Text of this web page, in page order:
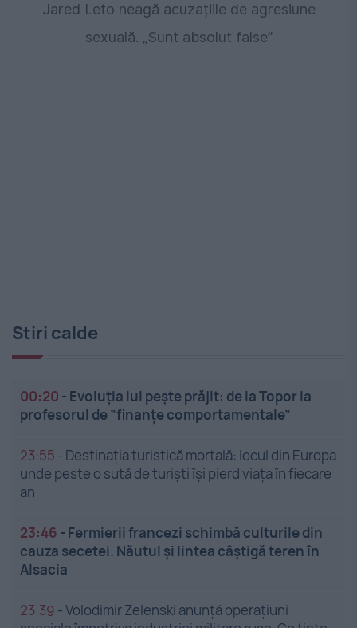
Jared Leto neagă acuzațiile de agresiune
sexuală. „Sunt absolut false”
Stiri calde
00:20 - Evoluția lui pește prăjit: de la Topor la
profesorul de ”finanțe comportamentale”
23:55 - Destinația turistică mortală: locul din Europa
unde peste o sută de turiști își pierd viața în fiecare
an
23:46 - Fermierii francezi schimbă culturile din
cauza secetei. Năutul și lintea câștigă teren în
Alsacia
23:39 -Volodimir Zelenski anunță operațiuni